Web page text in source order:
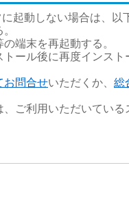
起動しない場合は、以
端末を再起動する。
ール後に再度インスト
お問合せいただくか、 総
ご利用いただいてい